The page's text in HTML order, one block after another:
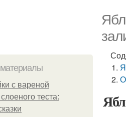
с вареной
теста: